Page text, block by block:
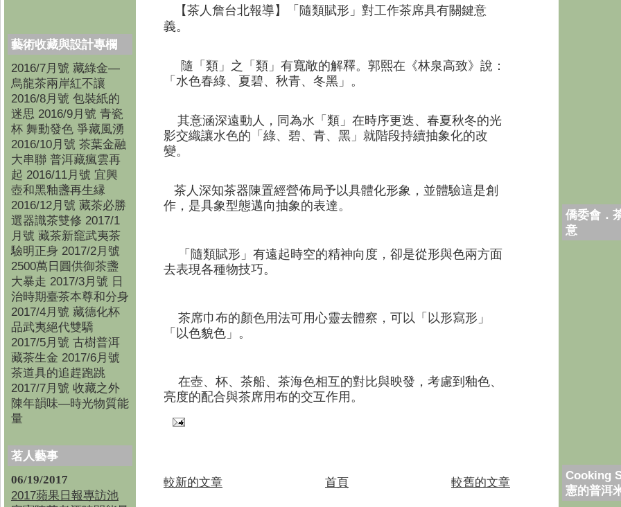
藝術收藏與設計專欄
2016/7月號 藏綠金—
烏龍茶兩岸紅不讓
2016/8月號 包裝紙的
迷思 2016/9月號 青瓷
杯 舞動發色 爭藏風湧
2016/10月號 茶葉金融
大串聯 普洱藏瘋雲再
起 2016/11月號 宜興
壺和黑釉盞再生縁
2016/12月號 藏茶必勝
選器識茶雙修 2017/1
月號 藏茶新竉武夷茶
驗明正身 2017/2月號
2500萬日圓供御茶盞
大暴走 2017/3月號 日
治時期臺茶本尊和分身
2017/4月號 藏德化杯
品武夷絕代雙驕
2017/5月號 古樹普洱
藏茶生金 2017/6月號
茶道具的追趕跑跳
2017/7月號 收藏之外
陳年韻味—時光物質能
量
茗人藝事
06/19/2017
2017蘋果日報專訪池
【茶人詹台北報導】
「隨類賦形」對工作茶席具有關鍵意
義。
隨「類」之「類」有寬敞的解釋。郭熙在《林泉高致》說：
「水色春綠、夏碧、秋青、冬黑」。
其意涵深遠動人，同為水「類」在時序更迭、春夏秋冬的光
影交織讓水色的「綠、碧、青、黑」就階段持續抽象化的改
變。
茶人深知茶器陳置經營佈局予以具體化形象，並體驗這是創
作，是具象型態邁向抽象的表達。
「隨類賦形」有遠起時空的精神向度，卻是從形與色兩方面
去表現各種物技巧。
茶席巾布的顏色用法可用心靈去體察，可以「以形寫形 」
「以色貌色 」。
在壺、杯、茶船、茶海色相互的對比與映發，考慮到釉色、
亮度的配合與茶席用布的交互作用 。
較新的文章 較舊的文章
首頁
僑委會．
意
Cooking
憲的普洱